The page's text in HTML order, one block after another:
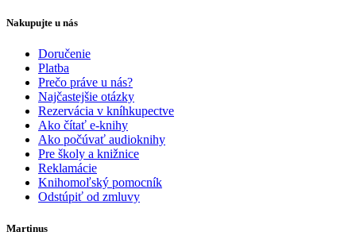
Nakupujte u nás
Doručenie
Platba
Prečo práve u nás?
Najčastejšie otázky
Rezervácia v kníhkupectve
Ako čítať e-knihy
Ako počúvať audioknihy
Pre školy a knižnice
Reklamácie
Knihomoľský pomocník
Odstúpiť od zmluvy
Martinus